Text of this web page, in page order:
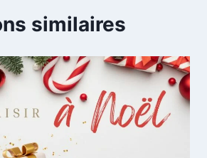
similaires